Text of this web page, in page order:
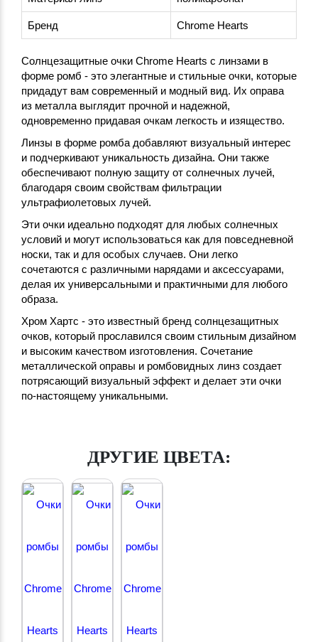
Бренд Chrome Hearts
Солнцезащитные очки Chrome Hearts с линзами в
форме ромб - это элегантные и стильные очки, которые
придадут вам современный и модный вид. Их оправа
из металла выглядит прочной и надежной,
одновременно придавая очкам легкость и изящество.
Линзы в форме ромба добавляют визуальный интерес
и подчеркивают уникальность дизайна. Они также
обеспечивают полную защиту от солнечных лучей,
благодаря своим свойствам фильтрации
ультрафиолетовых лучей.
Эти очки идеально подходят для любых солнечных
условий и могут использоваться как для повседневной
носки, так и для особых случаев. Они легко
сочетаются с различными нарядами и аксессуарами,
делая их универсальными и практичными для любого
образа.
Хром Хартс - это известный бренд солнцезащитных
очков, который прославился своим стильным дизайном
и высоким качеством изготовления. Сочетание
металлической оправы и ромбовидных линз создает
потрясающий визуальный эффект и делает эти очки
по-настоящему уникальными.
ДРУГИЕ ЦВЕТА: